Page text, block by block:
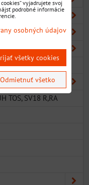
TOS, SV18 R,RA
vyjadrujete svoj
podrobné informácie
osobných údajov
všetky cookies
Odmietnuť všetko